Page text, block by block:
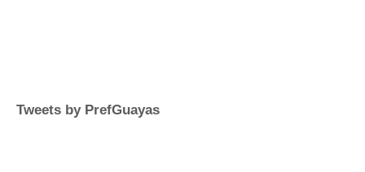
Tweets by PrefGuayas